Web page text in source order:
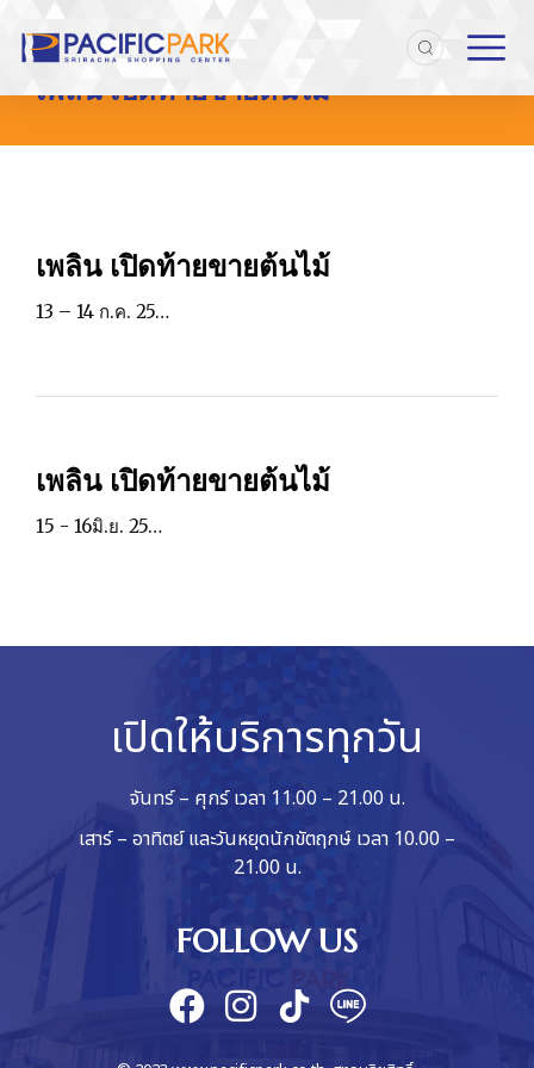
You are here:
Home Entries tagged with "เพลิน เปิดท้ายขายต้นไม้"
เพลิน เปิดท้ายขายต้นไม้
เพลิน เปิดท้ายขายต้นไม้
13 – 14 ก.ค. 25…
เพลิน เปิดท้ายขายต้นไม้
15 - 16มิ.ย. 25…
เปิดให้บริการทุกวัน
จันทร์ – ศุกร์ เวลา 11.00 – 21.00 น.
เสาร์ – อาทิตย์ และวันหยุดนักขัตฤกษ์ เวลา 10.00 –
21.00 น.
FOLLOW US